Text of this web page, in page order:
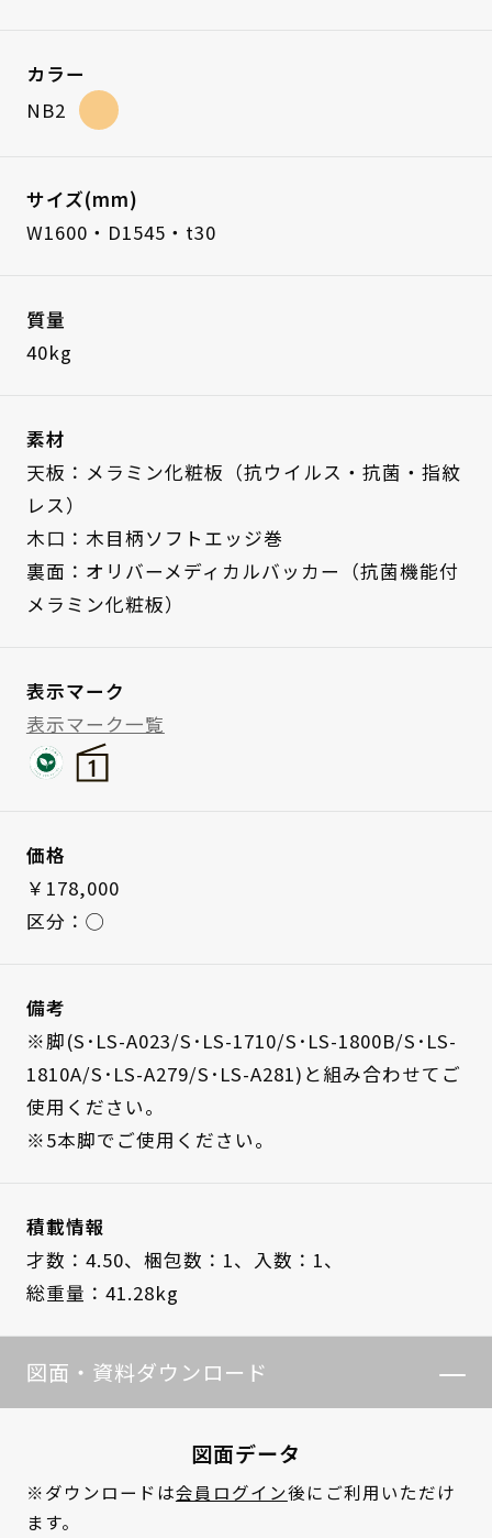
カラー
NB2
サイズ(mm)
W1600・D1545・t30
質量
40kg
素材
天板：メラミン化粧板（抗ウイルス・抗菌・指紋
レス）
木口：木目柄ソフトエッジ巻
裏面：オリバーメディカルバッカー（抗菌機能付
メラミン化粧板）
表示マーク
表示マーク一覧
価格
￥178,000
区分：◯
備考
※脚(S･LS-A023/S･LS-1710/S･LS-1800B/S･LS-
1810A/S･LS-A279/S･LS-A281)と組み合わせてご
使用ください。
※5本脚でご使用ください。
積載情報
才数：4.50、 梱包数：1、
入数：1、
総重量：41.28kg
図面・資料ダウンロード
図面データ
※ダウンロードは会員ログイン後にご利用いただけ
ます。